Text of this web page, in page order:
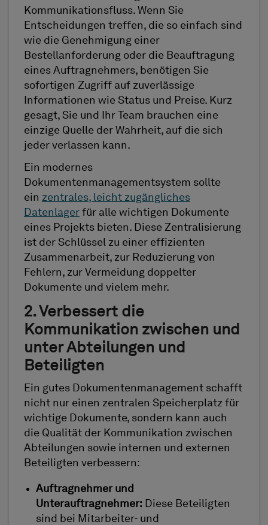
Kommunikationsfluss. Wenn Sie
Entscheidungen treffen, die so einfach sind
wie die Genehmigung einer
Bestellanforderung oder die Beauftragung
eines Auftragnehmers, benötigen Sie
sofortigen Zugriff auf zuverlässige
Informationen wie Status und Preise. Kurz
gesagt, Sie und Ihr Team brauchen eine
einzige Quelle der Wahrheit, auf die sich
jeder verlassen kann.
Ein modernes
Dokumentenmanagementsystem sollte
ein zentrales, leicht zugängliches
Datenlager für alle wichtigen Dokumente
eines Projekts bieten. Diese Zentralisierung
ist der Schlüssel zu einer effizienten
Zusammenarbeit, zur Reduzierung von
Fehlern, zur Vermeidung doppelter
Dokumente und vielem mehr.
2. Verbessert die
Kommunikation zwischen und
unter Abteilungen und
Beteiligten
Ein gutes Dokumentenmanagement schafft
nicht nur einen zentralen Speicherplatz für
wichtige Dokumente, sondern kann auch
die Qualität der Kommunikation zwischen
Abteilungen sowie internen und externen
Beteiligten verbessern:
Auftragnehmer und
Unterauftragnehmer: Diese Beteiligten
sind bei Mitarbeiter- und